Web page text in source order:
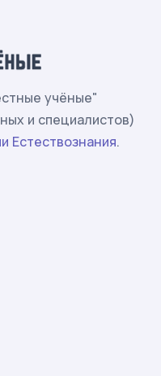
учёные"
и специалистов)
Естествознания.